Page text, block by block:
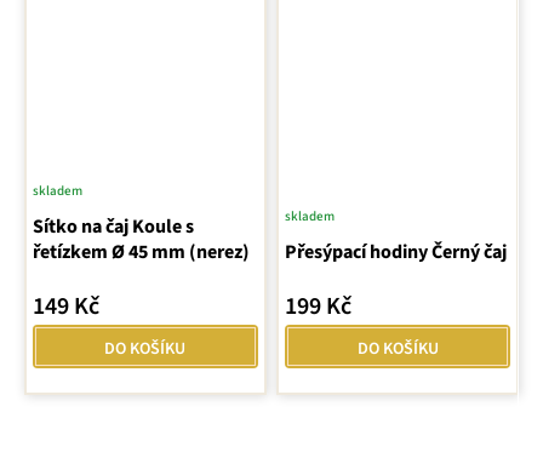
Sítko na čaj Koule s
řetízkem Ø 45 mm (nerez)
skladem
149 Kč
DO KOŠÍKU
Přesýpací hodiny Černý čaj
skladem
199 Kč
DO KOŠÍKU